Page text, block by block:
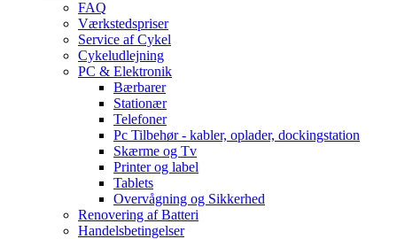
FAQ
Værkstedspriser
Service af Cykel
Cykeludlejning
PC & Elektronik
Bærbarer
Stationær
Telefoner
Pc Tilbehør - kabler, oplader, dockingstation
Skærme og Tv
Printer og label
Tablets
Overvågning og Sikkerhed
Renovering af Batteri
Handelsbetingelser